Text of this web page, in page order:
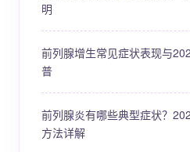
明
前列腺增生常见症状表现与
普
前列腺炎有哪些典型症状？
方法详解